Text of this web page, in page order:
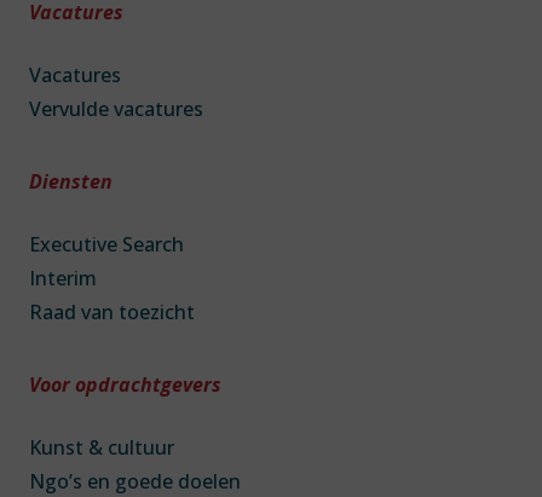
Vacatures
Vacatures
Vervulde vacatures
Diensten
Executive Search
Interim
Raad van toezicht
Voor opdrachtgevers
Kunst & cultuur
Ngo’s en goede doelen